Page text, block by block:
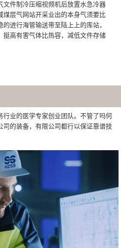
文件制冷压缩视频机后放置水急冷器
层气网站开采业出的本身气须要比
进行海管输送带至陆上上的库站，
挺高有害气体比热容，减低文件存储
行业的医学专家创业团队。不管了吗何
的装备，有限公司都行以保证靠谱技